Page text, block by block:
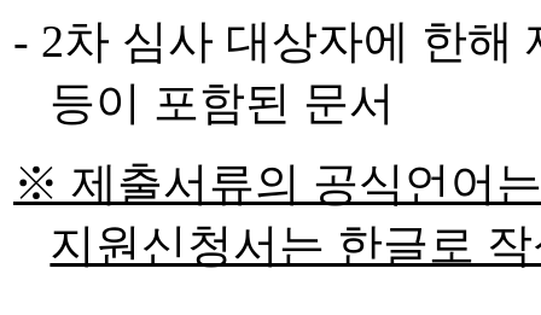
- 2차 심사 대상자에 한해
등이 포함된 문서
※ 제출서류의 공식언어
지원신청서는 한글로